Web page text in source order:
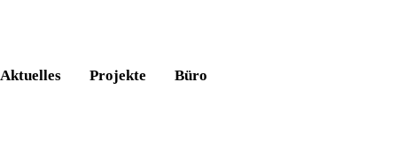
Aktuelles Projekte Büro